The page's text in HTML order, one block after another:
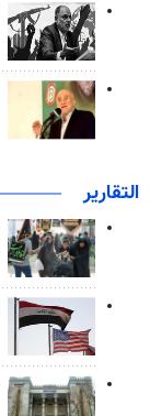
التقارير